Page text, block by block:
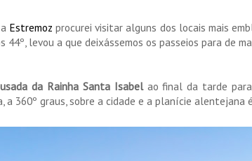
Estremoz procurei visitar alguns dos locais mais
44º, levou a que deixássemos os passeios para de
da Rainha Santa Isabel ao final da tarde
a 360º graus, sobre a cidade e a planície alentejana